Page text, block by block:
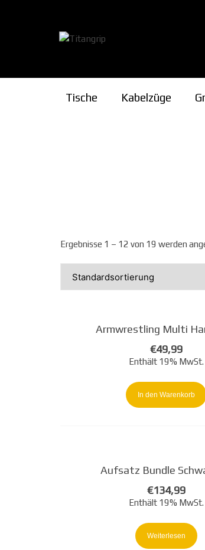
Tische Kabelzüge
Ergebnisse 1 – 12 von 19 werden
Armwrestling Multi
€49,99
Enthält 19% MwSt.
In den Warenkorb
Aufsatz Bundle
€134,99
Enthält 19% MwSt.
Weiterlesen